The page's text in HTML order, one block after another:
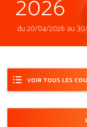
du 20/04/2026 au
VOIR TOUS LES